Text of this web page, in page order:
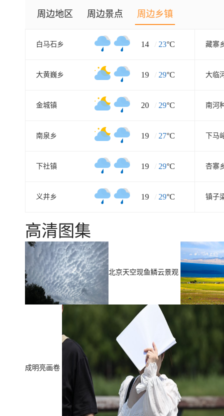
周边地区 周边景点 周边乡镇
白马石乡 14 / 23°C 藏寨
大黄巍乡 19 / 29°C 大临
金城镇 20 / 29°C 南河
南泉乡 19 / 27°C 下马
下社镇 19 / 29°C 杏寨
义井乡 19 / 29°C 镇子
高清图集
北京天空现鱼鳞云景观
成明亮画卷